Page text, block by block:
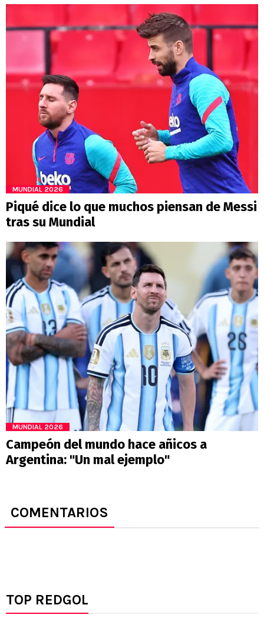
MUNDIAL 2026
Piqué dice lo que muchos piensan de Messi
tras su Mundial
MUNDIAL 2026
Campeón del mundo hace añicos a
Argentina: "Un mal ejemplo"
COMENTARIOS
TOP REDGOL